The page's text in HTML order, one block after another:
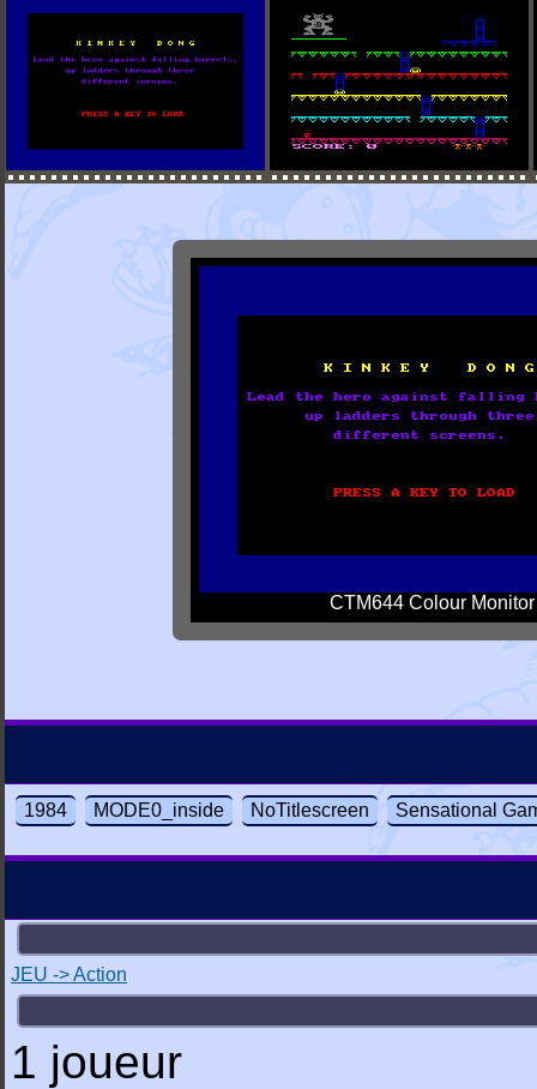
CTM644 Colour Monitor
1984 MODE0_inside NoTitlescreen Sensational
JEU -> Action
1 joueur